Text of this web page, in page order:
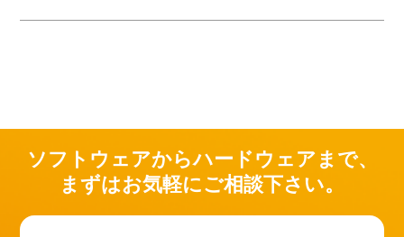
ソフトウェアからハードウェアまで、
まずはお気軽にご相談下さい。